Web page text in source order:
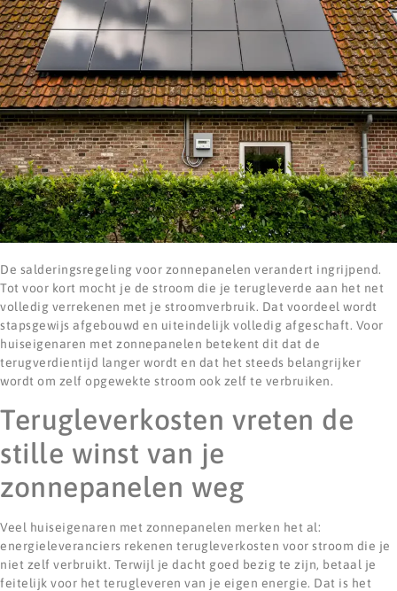
De salderingsregeling voor zonnepanelen verandert ingrijpend.
Tot voor kort mocht je de stroom die je terugleverde aan het net
volledig verrekenen met je stroomverbruik. Dat voordeel wordt
stapsgewijs afgebouwd en uiteindelijk volledig afgeschaft. Voor
huiseigenaren met zonnepanelen betekent dit dat de
terugverdientijd langer wordt en dat het steeds belangrijker
wordt om zelf opgewekte stroom ook zelf te verbruiken.
Terugleverkosten vreten de
stille winst van je
zonnepanelen weg
Veel huiseigenaren met zonnepanelen merken het al:
energieleveranciers rekenen terugleverkosten voor stroom die je
niet zelf verbruikt. Terwijl je dacht goed bezig te zijn, betaal je
feitelijk voor het terugleveren van je eigen energie. Dat is het